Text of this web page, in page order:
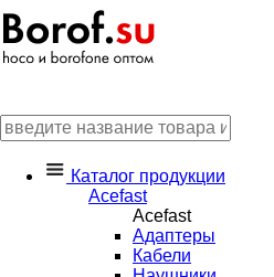
Каталог продукции
Acefast
Acefast
Адаптеры
Кабели